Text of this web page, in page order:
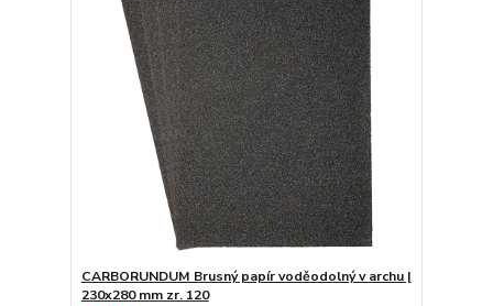
CARBORUNDUM Brusný papír voděodolný v archu |
230x280 mm zr. 120